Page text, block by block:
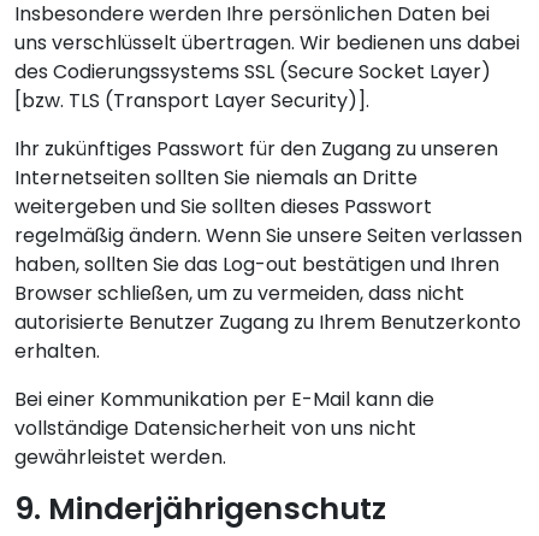
Insbesondere werden Ihre persönlichen Daten bei
uns verschlüsselt übertragen. Wir bedienen uns dabei
des Codierungssystems SSL (Secure Socket Layer)
[bzw. TLS (Transport Layer Security)].
Ihr zukünftiges Passwort für den Zugang zu unseren
Internetseiten sollten Sie niemals an Dritte
weitergeben und Sie sollten dieses Passwort
regelmäßig ändern. Wenn Sie unsere Seiten verlassen
haben, sollten Sie das Log-out bestätigen und Ihren
Browser schließen, um zu vermeiden, dass nicht
autorisierte Benutzer Zugang zu Ihrem Benutzerkonto
erhalten.
Bei einer Kommunikation per E-Mail kann die
vollständige Datensicherheit von uns nicht
gewährleistet werden.
9. Minderjährigenschutz